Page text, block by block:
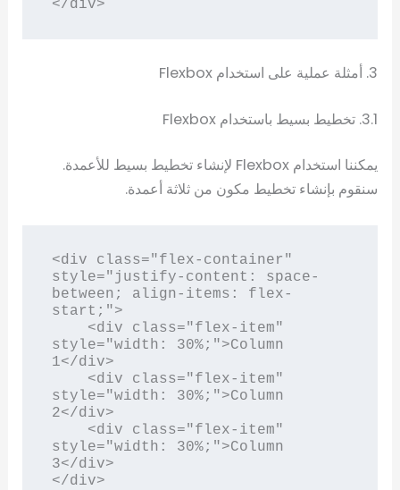
</div>
3. أمثلة عملية على استخدام Flexbox
3.1. تخطيط بسيط باستخدام Flexbox
يمكننا استخدام Flexbox لإنشاء تخطيط بسيط للأعمدة.
سنقوم بإنشاء تخطيط مكون من ثلاثة أعمدة.
<div class="flex-container"
style="justify-content: space-
between; align-items: flex-
start;">
style="width: 30%;">Column
1</div>
style="width: 30%;">Column
2</div>
style="width: 30%;">Column
3</div>
</div>